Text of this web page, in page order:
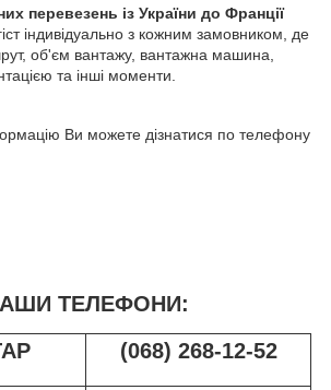
перевезень із України до Франції
індивідуально з кожним замовником, де
об'єм вантажу, вантажна машина,
та інші моменти.
Ви можете дізнатися по телефону
ТЕЛЕФОНИ:
(068) 268-12-52